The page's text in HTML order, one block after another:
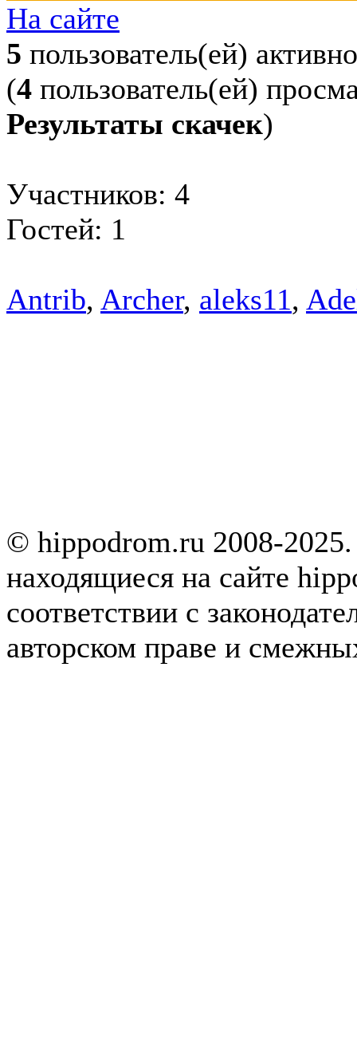
На сайте
5 пользователь(ей) активно
(4 пользователь(ей)
Результаты скачек)
Участников: 4
Гостей: 1
Antrib, Archer, aleks11,
© hippodrom.ru 2008-
находящиеся на сайте
соответствии с
авторском праве и